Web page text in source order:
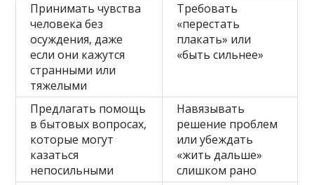
Принимать чувства
человека без
осуждения, даже
если они кажутся
странными или
тяжелыми
Требовать
«перестать
плакать» или
«быть сильнее»
Предлагать помощь
в бытовых вопросах,
которые могут
казаться
непосильными
Навязывать
решение проблем
или убеждать
«жить дальше»
слишком рано